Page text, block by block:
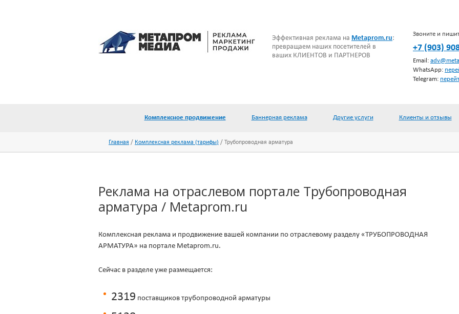
Эффективная реклама на Metaprom.ru:
превращаем наших посетителей в
ваших КЛИЕНТОВ и ПАРТНЕРОВ
Звоните и
+7 (903)
Email:
WhatsApp:
Telegram:
Комплексное продвижение Баннерная реклама Другие услуги Клиенты и отзывы
Главная Комплексная реклама (тарифы) Трубопроводная арматура
Реклама на отраслевом портале Трубопроводная
арматура / Metaprom.ru
Комплексная реклама и продвижение вашей компании по отраслевому разделу «ТРУБОПРОВОДНАЯ
АРМАТУРА» на портале Metaprom.ru.
Сейчас в разделе уже размещается:
2319 поставщиков трубопроводной арматуры